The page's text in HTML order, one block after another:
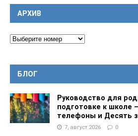
АРХИВ
БЛОГ
Руководство для
подготовке к школе
телефоны и Десять
7, август 2026 0